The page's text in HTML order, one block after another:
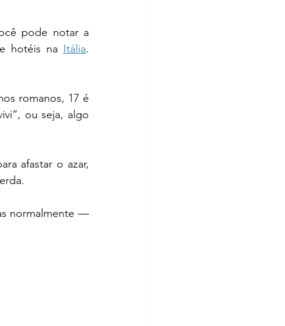
pode notar a
hotéis na Itália.
romanos, 17 é
ou seja, algo
afastar o azar,
normalmente —